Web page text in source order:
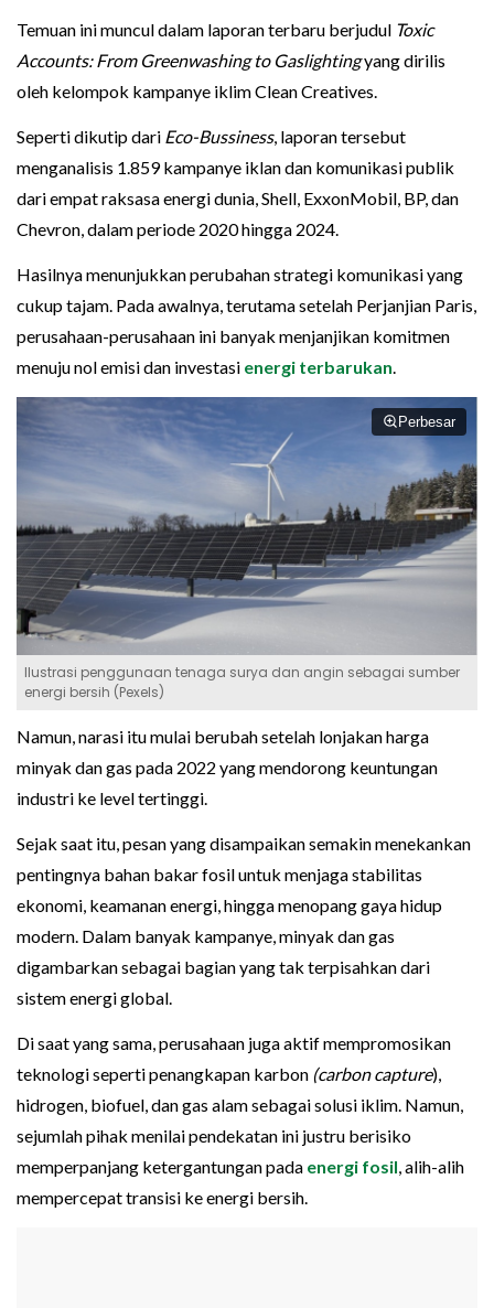
Temuan ini muncul dalam laporan terbaru berjudul Toxic
Accounts: From Greenwashing to Gaslightingyang dirilis
oleh kelompok kampanye iklim Clean Creatives.
Seperti dikutip dari Eco-Bussiness, laporan tersebut
menganalisis 1.859 kampanye iklan dan komunikasi publik
dari empat raksasa energi dunia, Shell, ExxonMobil, BP, dan
Chevron, dalam periode 2020 hingga 2024.
Hasilnya menunjukkan perubahan strategi komunikasi yang
cukup tajam. Pada awalnya, terutama setelah Perjanjian Paris,
perusahaan-perusahaan ini banyak menjanjikan komitmen
menuju nol emisi dan investasi energi terbarukan
Perbesar
Ilustrasi penggunaan tenaga surya dan angin sebagai sumber
energi bersih (Pexels)
Namun, narasi itu mulai berubah setelah lonjakan harga
minyak dan gas pada 2022 yang mendorong keuntungan
industri ke level tertinggi.
Sejak saat itu, pesan yang disampaikan semakin menekankan
pentingnya bahan bakar fosil untuk menjaga stabilitas
ekonomi, keamanan energi, hingga menopang gaya hidup
modern. Dalam banyak kampanye, minyak dan gas
digambarkan sebagai bagian yang tak terpisahkan dari
sistem energi global.
Di saat yang sama, perusahaan juga aktif mempromosikan
teknologi seperti penangkapan karbon (carbon capture),
hidrogen, biofuel, dan gas alam sebagai solusi iklim. Namun,
sejumlah pihak menilai pendekatan ini justru berisiko
memperpanjang ketergantungan pada energi fosil, alih-alih
mempercepat transisi ke energi bersih.